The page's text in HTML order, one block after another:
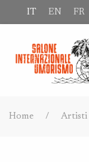
IT EN FR
Home Artisti